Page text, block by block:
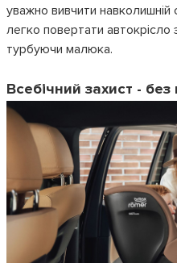
уважно вивчити навколишній
легко повертати
турбуючи малюка.
Всебічний захист - без